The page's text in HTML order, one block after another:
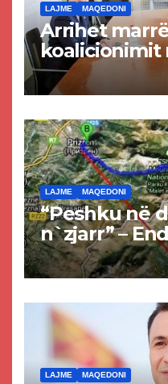
LAJME MAQEDONI
Arrihet
koalicionimit
Kurtit dhe
LAJME MAQEDONI
“Peshku në
n`zjarr” –
projekti i
Tetovës nis
LAJME MAQEDONI